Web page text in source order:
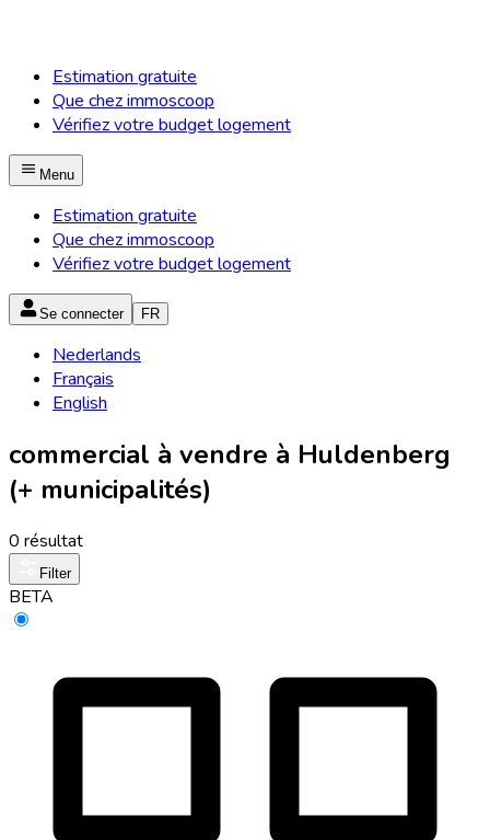
Estimation gratuite
Que chez immoscoop
Vérifiez votre budget logement
Menu
Estimation gratuite
Que chez immoscoop
Vérifiez votre budget logement
Se connecter FR
Nederlands
Français
English
commercial à vendre à Huldenberg
(+ municipalités)
0 résultat
Filter
BETA